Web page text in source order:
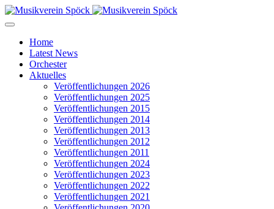
Home
Latest News
Orchester
Aktuelles
Veröffentlichungen 2026
Veröffentlichungen 2025
Veröffentlichungen 2015
Veröffentlichungen 2014
Veröffentlichungen 2013
Veröffentlichungen 2012
Veröffentlichungen 2011
Veröffentlichungen 2024
Veröffentlichungen 2023
Veröffentlichungen 2022
Veröffentlichungen 2021